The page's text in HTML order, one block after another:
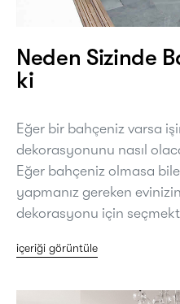
Neden Sizinde
ki
Eğer bir bahçeniz varsa
dekorasyonunu nasıl
Eğer bahçeniz olmasa
yapmanız gereken
dekorasyonu için
içeriği görüntüle